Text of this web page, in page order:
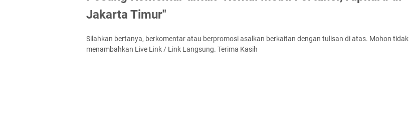
Jakarta Timur"
Silahkan bertanya, berkomentar atau berpromosi asalkan berkaitan dengan tulisan di atas. Mohon tidak
menambahkan Live Link / Link Langsung. Terima Kasih